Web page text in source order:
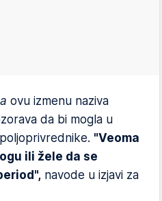
ovu izmenu naziva
da bi mogla u
"Veoma
ili žele da se
navode u izjavi za